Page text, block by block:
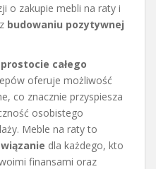
o zakupie mebli na raty i
budowaniu pozytywnej
prostocie całego
oferuje możliwość
co znacznie przyspiesza
osobistego
Meble na raty to
dla każdego, kto
finansami oraz